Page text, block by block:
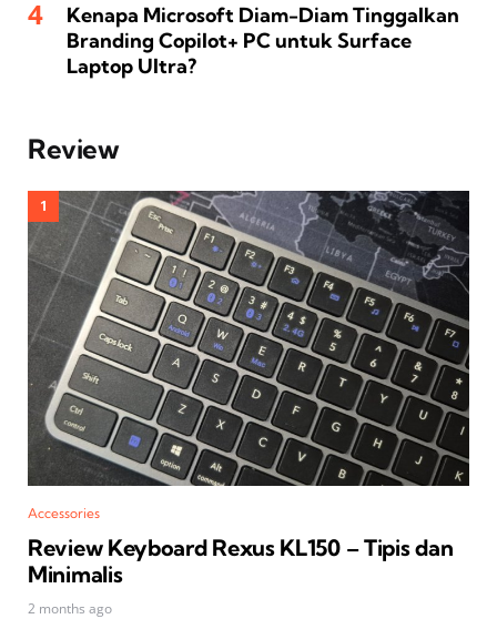
Kenapa Microsoft Diam-Diam Tinggalkan
Branding Copilot+ PC untuk Surface
Laptop Ultra?
Review
Accessories
Review Keyboard Rexus KL150 – Tipis dan
Minimalis
2 months ago